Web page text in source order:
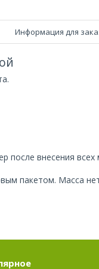
Информация для
после внесения всех
пакетом. Масса